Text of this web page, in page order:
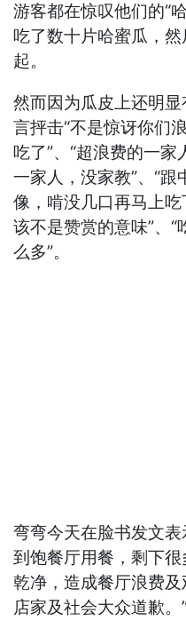
游客都在惊叹他们的“
吃了数十片哈蜜瓜，
起。
然而因为瓜皮上还明
言抨击“不是惊讶你们
吃了”、“超浪费的一家
一家人，没家教”、“
像，啃没几口再马上
该不是赞赏的意味”、
么多”。
弯弯今天在脸书发文
到饱餐厅用餐，剩下
乾净，造成餐厅浪费
店家及社会大众道歉